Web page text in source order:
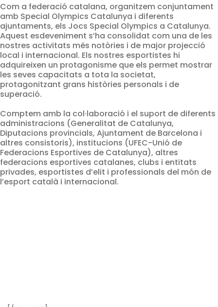
Com a federació catalana, organitzem conjuntament
amb Special Olympics Catalunya i diferents
ajuntaments, els Jocs Special Olympics a Catalunya.
Aquest esdeveniment s’ha consolidat com una de les
nostres activitats més notòries i de major projecció
local i internacional. Els nostres esportistes hi
adquireixen un protagonisme que els permet mostrar
les seves capacitats a tota la societat,
protagonitzant grans històries personals i de
superació.
Comptem amb la col·laboració i el suport de diferents
administracions (Generalitat de Catalunya,
Diputacions provincials, Ajuntament de Barcelona i
altres consistoris), institucions (UFEC-Unió de
Federacions Esportives de Catalunya), altres
federacions esportives catalanes, clubs i entitats
privades, esportistes d’elit i professionals del món de
l’esport català i internacional.